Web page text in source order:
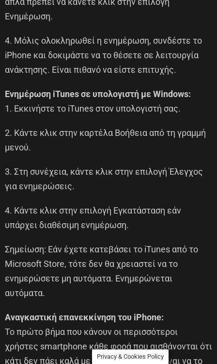
Ενημέρωση.
4. Μόλις ολοκληρωθεί η ενημέρωση, συνδέστε το
iPhone και δοκιμάστε να το θέσετε σε λειτουργία
ανάκτησης. Είναι πιθανό να είστε επιτυχής.
Ενημέρωση iTunes σε υπολογιστή με Windows:
1. Εκκινήστε το iTunes στον υπολογιστή σας.
2. Κάντε κλικ στην καρτέλα Βοήθεια από τη γραμμή
μενού.
3. Στη συνέχεια, κάντε κλικ στην επιλογή Έλεγχος
για ενημερώσεις.
4. Κάντε κλικ στην επιλογή Εγκατάσταση εάν
υπάρχει διαθέσιμη ενημέρωση.
Σημείωση: Εάν έχετε κατεβάσει το iTunes από το
Microsoft Store, τότε δεν θα χρειαστεί να το
ενημερώσετε μη αυτόματα. Ενημερώνεται
αυτόματα.
Αναγκαστική επανεκκίνηση του iPhone:
Το πρώτο βήμα που κάνουν οι περισσότεροι
χρήστες smartphone κάθε φορά που αισθάνονται ότι
κάτι δεν πάει καλά με τη συσκευή τους είναι να το
Privacy & Cookies Policy